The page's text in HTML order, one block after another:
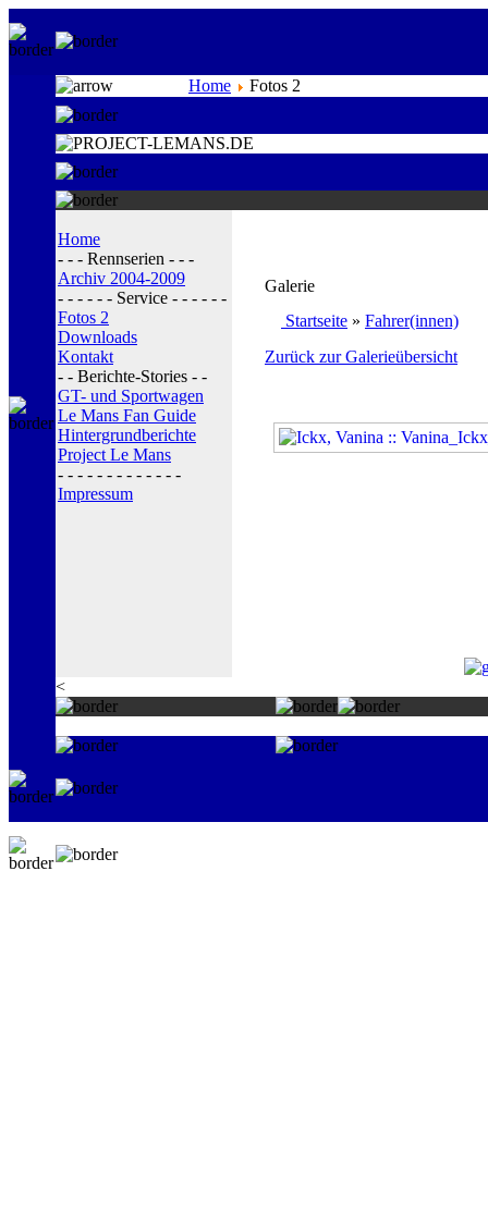
Home Fotos 2
Home
- - - Rennserien - - -
Archiv 2004-2009
- - - - - - Service - - - - - -
Fotos 2
Downloads
Kontakt
- - Berichte-Stories - -
GT- und Sportwagen
Le Mans Fan Guide
Hintergrundberichte
Project Le Mans
- - - - - - - - - - - - -
Impressum
Galerie
Startseite » Fahrer(innen)
Zurück zur Galerieübersicht
<